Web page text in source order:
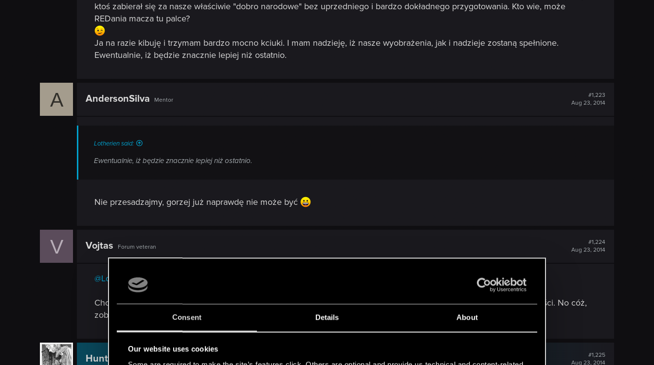
Consent Details About
Our website uses cookies
ktoś zabierał się za nasze właściwie "dobro narodowe" bez uprzedniego i bardzo dokładnego przygotowania. Kto wie, może
REDania macza tu palce?
Ja na razie kibuję i trzymam bardzo mocno kciuki. I mam nadzieję, iż nasze wyobrażenia, jak i nadzieje zostaną spełnione.
Ewentualnie, iż będzie znacznie lepiej niż ostatnio.
A AndersonSilva Mentor
#1,223
Aug 23, 2014
Lotherien said:
Ewentualnie, iż będzie znacznie lepiej niż ostatnio.
Nie przesadzajmy, gorzej już naprawdę nie może być
V Vojtas Forum veteran
#1,224
Aug 23, 2014
@Lotherien
Chciałbym wierzyć, że Tomek B. trzyma gdzieś w ukryciu tajną broń, która mu pozwoli przezwyciężyć wszelkie trudności. No cóż,
zobaczymy co przyniesie przyszłość.
HuntMocy
#1,225
Aug 23, 2014